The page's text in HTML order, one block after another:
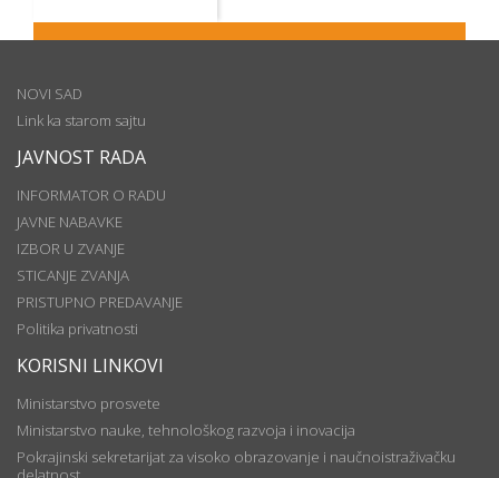
NOVI SAD
Link ka starom sajtu
JAVNOST RADA
INFORMATOR O RADU
JAVNE NABAVKE
IZBOR U ZVANJE
STICANJE ZVANJA
PRISTUPNO PREDAVANJE
Politika privatnosti
KORISNI LINKOVI
Ministarstvo prosvete
Ministarstvo nauke, tehnološkog razvoja i inovacija
Pokrajinski sekretarijat za visoko obrazovanje i naučnoistraživačku